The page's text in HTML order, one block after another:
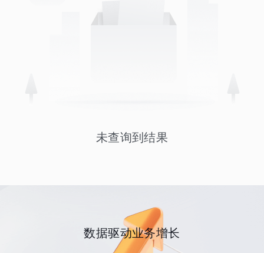
未查询到结果
数据驱动业务增长